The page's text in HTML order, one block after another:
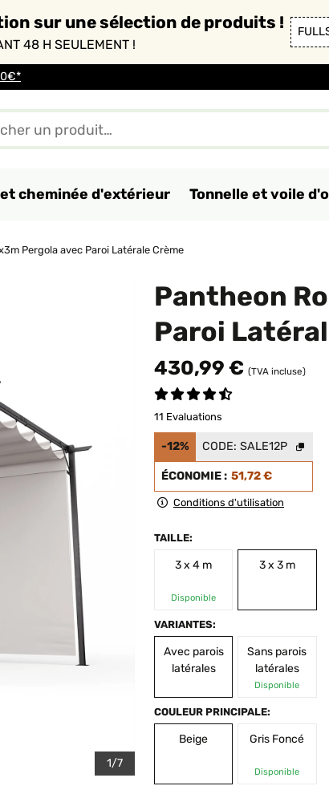
sur une sélection de produits !
48 H SEULEMENT !
cheminée d'extérieur Tonnelle et voile
Pergola avec Paroi Latérale Crème
1/7
Pantheon
Paroi
430,99 € (TVA incluse)
11 Evaluations
-12% CODE: SALE12P
ÉCONOMIE : 51,72 €
Conditions d'utilisation
TAILLE:
3 x 4 m
Disponible
3 x 3 m
VARIANTES:
Avec parois
latérales
Sans parois
latérales
Disponible
COULEUR PRINCIPALE:
Beige Gris Foncé
Disponible